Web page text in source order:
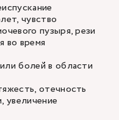
чувство
пузыря, рези
во время
болей в области
отечность
увеличение